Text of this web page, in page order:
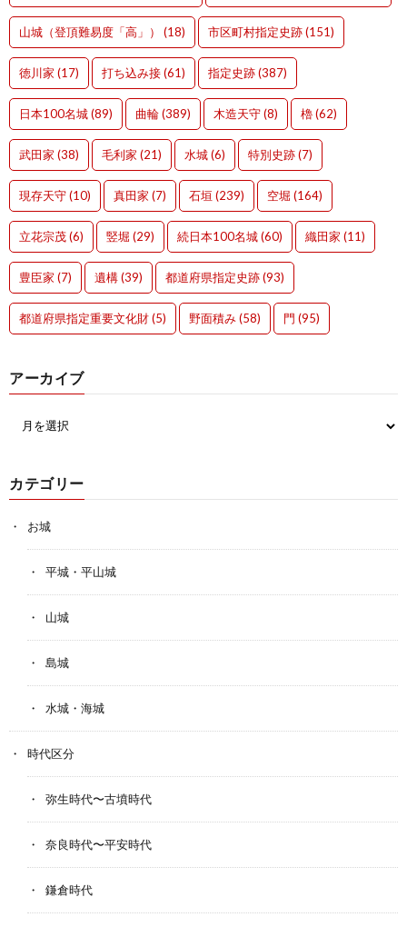
山城（登頂難易度「高」） (18) 市区町村指定史跡(151)
徳川家 (17) 打ち込み接(61) 指定史跡(387)
日本100名城(89) 曲輪(389) 木造天守(8) 櫓(62)
武田家 (38) 毛利家 (21) 水城(6) 特別史跡(7)
現存天守(10) 真田家 (7) 石垣 (239) 空堀 (164)
立花宗茂(6) 竪堀 (29) 続日本100名城(60) 織田家 (11)
豊臣家 (7) 遺構(39) 都道府県指定史跡(93)
都道府県指定重要文化財(5) 野面積み(58) 門 (95)
アーカイブ
カテゴリー
お城
平城・平山城
山城
島城
水城・海城
時代区分
弥生時代〜古墳時代
奈良時代〜平安時代
鎌倉時代